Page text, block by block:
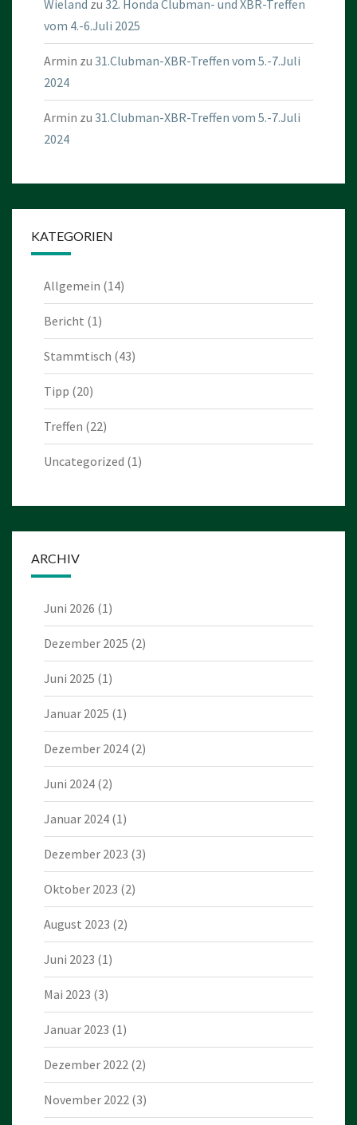
Wieland zu 32. Honda Clubman- und XBR-Treffen
vom 4.-6.Juli 2025
Armin zu 31.Clubman-XBR-Treffen vom 5.-7.Juli
2024
Armin zu 31.Clubman-XBR-Treffen vom 5.-7.Juli
2024
KATEGORIEN
Allgemein (14)
Bericht (1)
Stammtisch (43)
Tipp (20)
Treffen (22)
Uncategorized (1)
ARCHIV
Juni 2026 (1)
Dezember 2025 (2)
Juni 2025 (1)
Januar 2025 (1)
Dezember 2024 (2)
Juni 2024 (2)
Januar 2024 (1)
Dezember 2023 (3)
Oktober 2023 (2)
August 2023 (2)
Juni 2023 (1)
Mai 2023 (3)
Januar 2023 (1)
Dezember 2022 (2)
November 2022 (3)